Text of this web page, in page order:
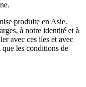
produite en Asie.
à notre identité et à
avec ces iles et avec
que les conditions de